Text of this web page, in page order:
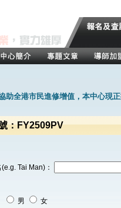
助全港市民進修增值，本中心現
：FY2509PV
Tai Man)：
男 女